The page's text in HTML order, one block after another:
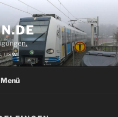
usw.
Menü